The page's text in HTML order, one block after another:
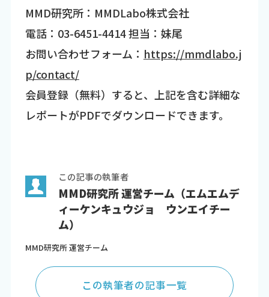
MMD研究所：MMDLabo株式会社
電話：03-6451-4414 担当：妹尾
お問い合わせフォーム： https://mmdlabo.j
p/contact/
会員登録（無料）すると、上記を含む詳細な
レポートがPDFでダウンロードできます。
この記事の執筆者
MMD研究所 運営チーム（エムエムデ
ィーケンキュウジョ ウンエイチー
ム）
MMD研究所 運営チーム
この執筆者の記事一覧